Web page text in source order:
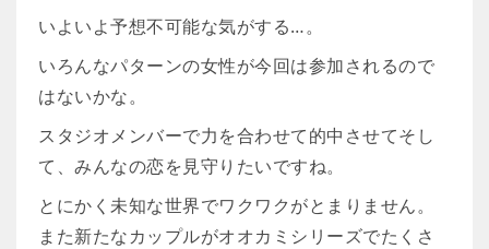
いよいよ予想不可能な気がする…。
いろんなパターンの女性が今回は参加されるので
はないかな。
スタジオメンバーで力を合わせて的中させてそし
て、みんなの恋を見守りたいですね。
とにかく未知な世界でワクワクがとまりません。
また新たなカップルがオオカミシリーズでたくさ